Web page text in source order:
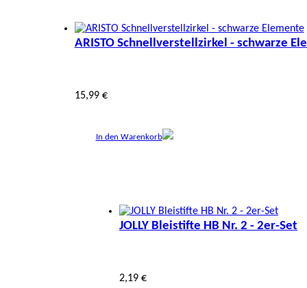
ARISTO Schnellverstellzirkel - schwarze
15,99 €
In den Warenkorb
JOLLY Bleistifte HB Nr. 2 - 2er-Set
2,19 €